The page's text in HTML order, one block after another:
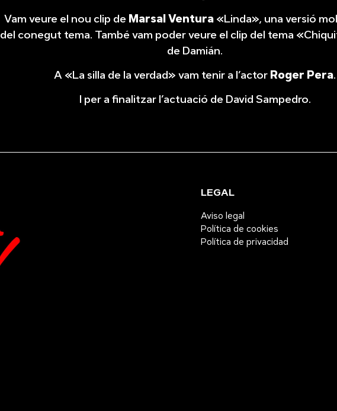
Vam veure el nou clip de Marsal Ventura«Linda», una versió
del conegut tema. També vam poder veure el clip del tema
de Damián.
A «La silla de la verdad» vam tenir a l’actor Roger Pera.
I per a finalitzar l’actuació de David Sampedro.
LEGAL
Aviso legal
Política de cookies
Política de privacidad